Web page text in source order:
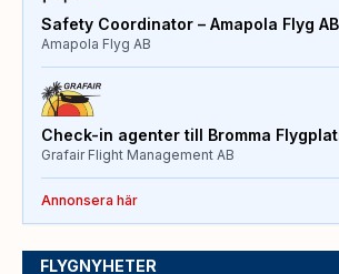
Safety Coordinator – Amapola Flyg
Amapola Flyg AB
Check-in agenter till Bromma
Grafair Flight Management AB
Annonsera här
FLYGNYHETER